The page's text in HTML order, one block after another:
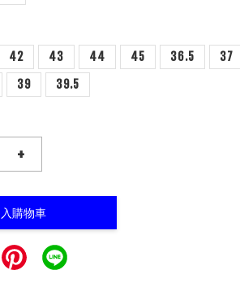
42 43 44 45 36.5 37
39 39.5
+
購物車